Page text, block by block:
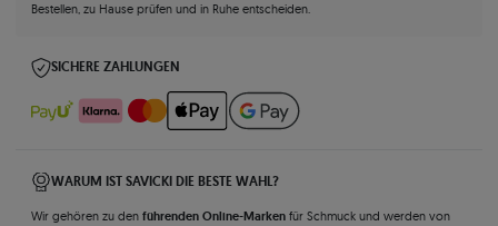
Bestellen, zu Hause prüfen und in Ruhe entscheiden.
SICHERE ZAHLUNGEN
WARUM IST SAVICKI DIE BESTE WAHL?
Wir gehören zu den führenden Online-Marken für Schmuck und werden von